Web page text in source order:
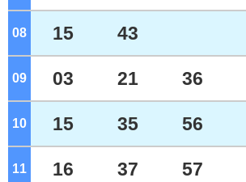
08 15 43
09 03 21 36
10 15 35 56
11 16 37 57